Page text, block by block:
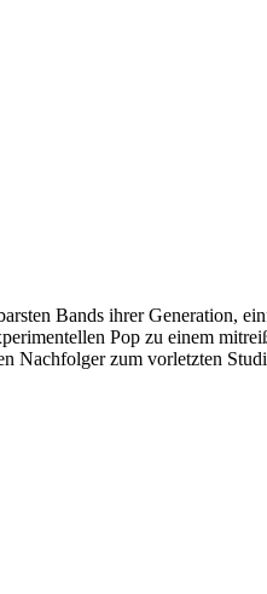
Bands ihrer Generation,
Pop zu einem
Nachfolger zum vorletzten